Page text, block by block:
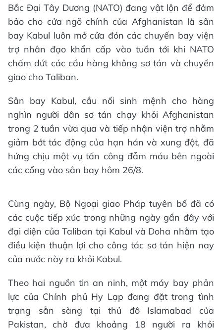
Bắc Đại Tây Dương (NATO) đang vật lộn để đảm
bảo cho cửa ngõ chính của Afghanistan là sân
bay Kabul luôn mở cửa đón các chuyến bay viện
trợ nhân đạo khẩn cấp vào tuần tới khi NATO
chấm dứt các cầu hàng không sơ tán và chuyển
giao cho Taliban.
Sân bay Kabul, cầu nối sinh mệnh cho hàng
nghìn người dân sơ tán chạy khỏi Afghanistan
trong 2 tuần vừa qua và tiếp nhận viện trợ nhằm
giảm bớt tác động của hạn hán và xung đột, đã
hứng chịu một vụ tấn công đẫm máu bên ngoài
các cổng vào sân bay hôm 26/8.
Cùng ngày, Bộ Ngoại giao Pháp tuyên bố đã có
các cuộc tiếp xúc trong những ngày gần đây với
đại diện của Taliban tại Kabul và Doha nhằm tạo
điều kiện thuận lợi cho công tác sơ tán hiện nay
của nước này ra khỏi Kabul.
Theo hai nguồn tin an ninh, một máy bay phản
lực của Chính phủ Hy Lạp đang đặt trong tình
trạng sẵn sàng tại thủ đô Islamabad của
Pakistan, chờ đưa khoảng 18 người ra khỏi